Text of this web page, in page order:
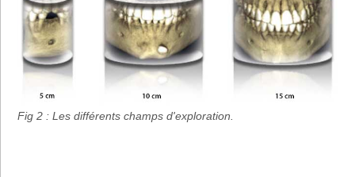
Fig 2 : Les différents champs d'exploration.